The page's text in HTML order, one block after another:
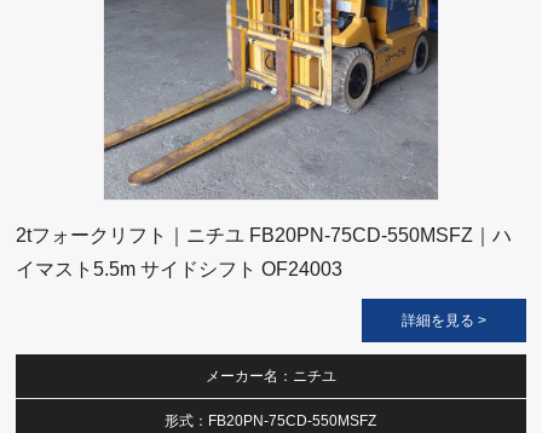
2tフォークリフト｜ニチユ FB20PN-75CD-550MSFZ｜ハ
イマスト5.5m サイドシフト OF24003
詳細を見る >
メーカー名：ニチユ
形式：FB20PN-75CD-550MSFZ